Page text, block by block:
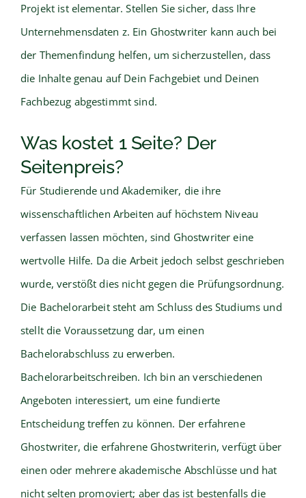
Projekt ist elementar. Stellen Sie sicher, dass Ihre
Unternehmensdaten z. Ein Ghostwriter kann auch bei
der Themenfindung helfen, um sicherzustellen, dass
die Inhalte genau auf Dein Fachgebiet und Deinen
Fachbezug abgestimmt sind.
Was kostet 1 Seite? Der
Seitenpreis?
Für Studierende und Akademiker, die ihre
wissenschaftlichen Arbeiten auf höchstem Niveau
verfassen lassen möchten, sind Ghostwriter eine
wertvolle Hilfe. Da die Arbeit jedoch selbst geschrieben
wurde, verstößt dies nicht gegen die Prüfungsordnung.
Die Bachelorarbeit steht am Schluss des Studiums und
stellt die Voraussetzung dar, um einen
Bachelorabschluss zu erwerben.
Bachelorarbeitschreiben. Ich bin an verschiedenen
Angeboten interessiert, um eine fundierte
Entscheidung treffen zu können. Der erfahrene
Ghostwriter, die erfahrene Ghostwriterin, verfügt über
einen oder mehrere akademische Abschlüsse und hat
nicht selten promoviert; aber das ist bestenfalls die